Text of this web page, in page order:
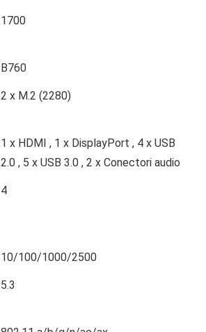
1700
B760
2 x M.2 (2280)
1 x HDMI , 1 x DisplayPort , 4 x USB
2.0 , 5 x USB 3.0 , 2 x Conectori audio
4
10/100/1000/2500
5.3